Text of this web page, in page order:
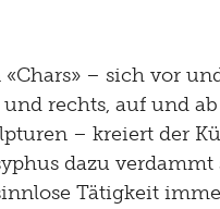
– sich vor
rechts, auf und
– kreiert der
dazu verdammt
Tätigkeit